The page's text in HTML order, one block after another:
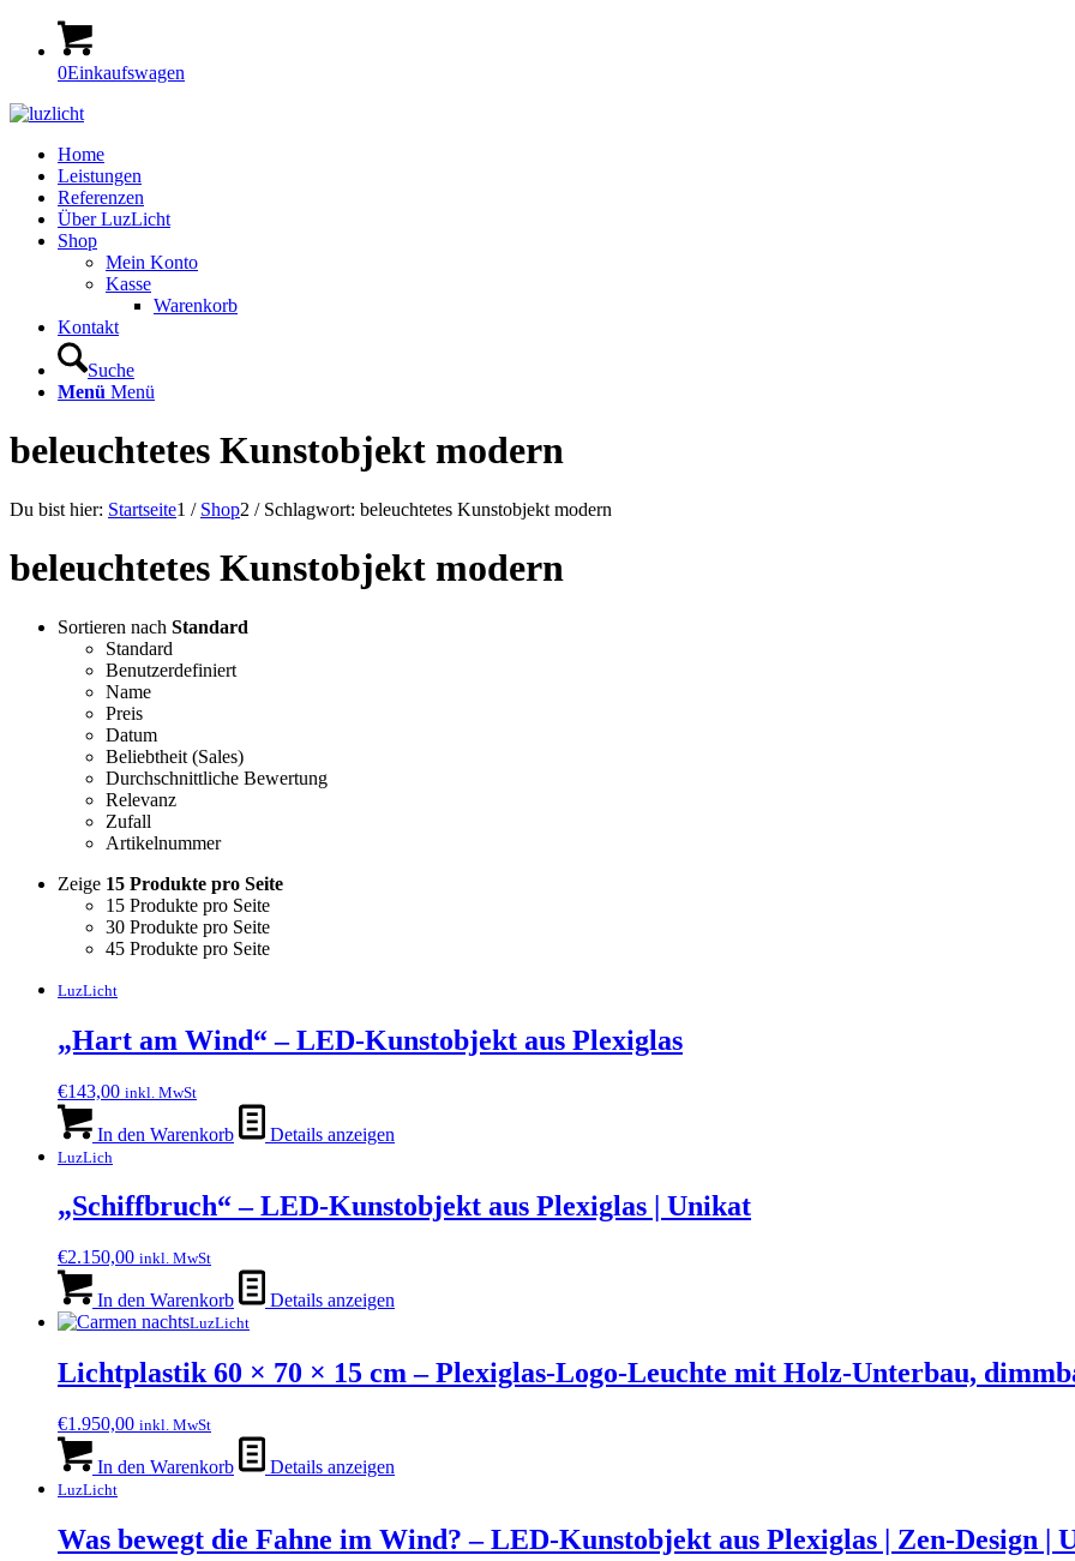
0Einkaufswagen
Home
Leistungen
Referenzen
Über LuzLicht
Shop
Mein Konto
Kasse
Warenkorb
Kontakt
Suche
Menü Menü
beleuchtetes Kunstobjekt modern
Du bist hier: Startseite1 / Shop2 / Schlagwort: beleuchtetes Kunstobjekt modern
beleuchtetes Kunstobjekt modern
Sortieren nach Standard
Standard
Benutzerdefiniert
Name
Preis
Datum
Beliebtheit (Sales)
Durchschnittliche Bewertung
Relevanz
Zufall
Artikelnummer
Zeige 15 Produkte pro Seite
15 Produkte pro Seite
30 Produkte pro Seite
45 Produkte pro Seite
LuzLicht
„Hart am Wind“ – LED-Kunstobjekt aus Plexiglas
€143,00 inkl. MwSt
In den Warenkorb Details anzeigen
LuzLich
„Schiffbruch“ – LED-Kunstobjekt aus Plexiglas | Unikat
€2.150,00 inkl. MwSt
In den Warenkorb Details anzeigen
LuzLicht
Lichtplastik 60 × 70 × 15 cm – Plexiglas-Logo-Leuchte mit Holz-Unterbau,
€1.950,00 inkl. MwSt
In den Warenkorb Details anzeigen
LuzLicht
Was bewegt die Fahne im Wind? – LED-Kunstobjekt aus Plexiglas | Zen-Design |